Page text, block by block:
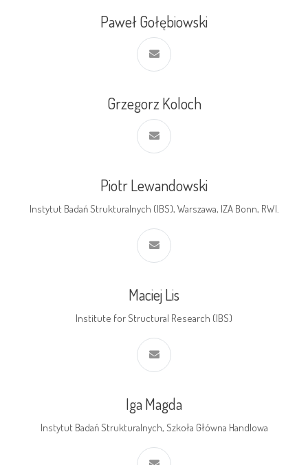
Paweł Gołębiowski
Grzegorz Koloch
Piotr Lewandowski
Instytut Badań Strukturalnych (IBS), Warszawa, IZA Bonn, RWI.
Maciej Lis
Institute for Structural Research (IBS)
Iga Magda
Instytut Badań Strukturalnych, Szkoła Główna Handlowa